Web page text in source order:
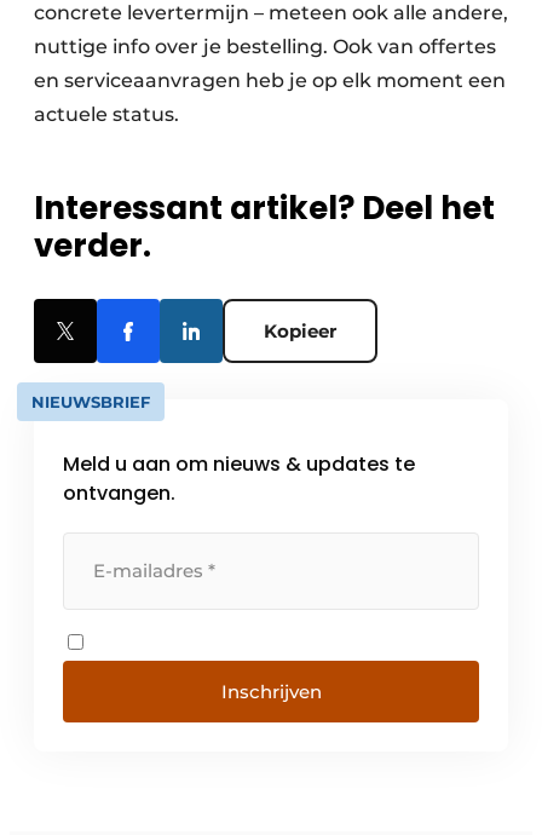
concrete levertermijn – meteen ook alle andere,
nuttige info over je bestelling. Ook van offertes
en serviceaanvragen heb je op elk moment een
actuele status.
Interessant artikel? Deel het
verder.
Kopieer
NIEUWSBRIEF
Meld u aan om nieuws & updates te
ontvangen.
Inschrijven